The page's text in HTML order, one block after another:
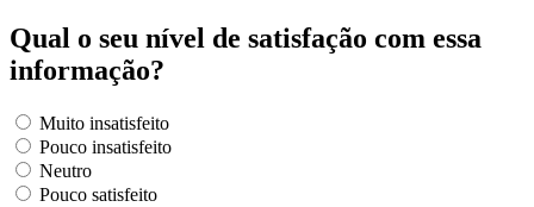
Qual o seu nível de satisfação com essa
informação?
Muito insatisfeito
Pouco insatisfeito
Neutro
Pouco satisfeito